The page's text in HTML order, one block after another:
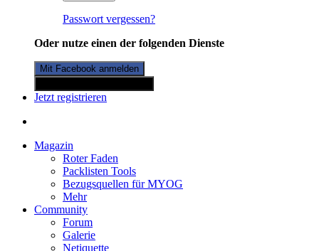
Passwort vergessen?
Oder nutze einen der folgenden Dienste
Mit Facebook anmelden
Jetzt registrieren
Magazin
Roter Faden
Packlisten Tools
Bezugsquellen für MYOG
Mehr
Community
Forum
Galerie
Netiquette